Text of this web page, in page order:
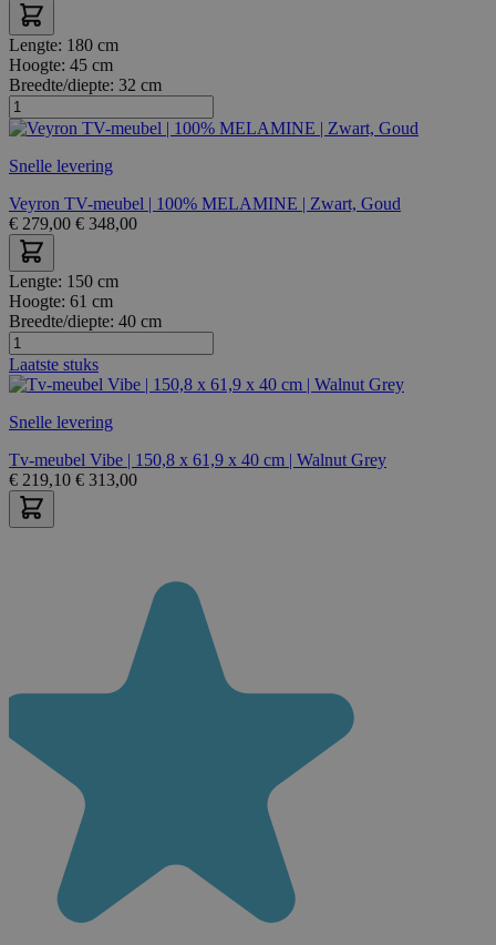
Lengte: 180 cm
Hoogte: 45 cm
Breedte/diepte: 32 cm
Snelle levering
Veyron TV-meubel | 100% MELAMINE | Zwart, Goud
€ 279,00 € 348,00
Lengte: 150 cm
Hoogte: 61 cm
Breedte/diepte: 40 cm
Laatste stuks
Snelle levering
Tv-meubel Vibe | 150,8 x 61,9 x 40 cm | Walnut Grey
€ 219,10 € 313,00